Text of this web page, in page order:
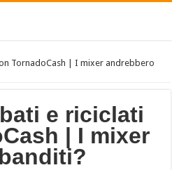
TornadoCash | I mixer andrebbero
e riciclati
| I mixer